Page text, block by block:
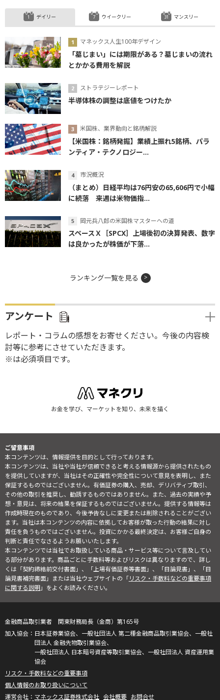
デイリー
マネックス人生100年デザイン
「墓じまい」には期限がある？墓じまいの流れ
とかかる費用を解説
ストラテジーレポート
半導体株の調整は底値をつけたか
米国株、業界動向と銘柄解説
【米国株：銘柄発掘】業績上振れ5銘柄、パラ
ンティア・テクノロジー...
市況概況
（まとめ）日経平均は76円安の65,606円で小幅
に続落 来週は米物価指...
岡元兵八郎の米国株マスターへの道
スペースＸ［SPCX］上場後初の決算発表、数字
は良かったが株価が下落...
ウイークリー マンスリー
ランキング一覧を見る
アンケート
レポート・コラムの感想をお寄せください。今後の内容検
討等に参考にさせていただきます。
※は必須項目です。
お金を学び、マーケットを知り、未来を描く
ご留意事項
本コンテンツは、情報提供を目的として行っております。
本コンテンツは、当社や当社が信頼できると考える情報源から提供されたもの
を提供していますが、当社はその正確性や完全性について意見を表明し、また
保証するものではございません。有価証券の購入、売却、デリバティブ取引、
その他の取引を推奨し、勧誘するものではありません。また、過去の実績や予
想・意見は、将来の結果を保証するものではございません。提供する情報等は
作成時現在のものであり、今後予告なしに変更または削除されることがござい
ます。当社は本コンテンツの内容に依拠してお客様が取った行動の結果に対し
責任を負うものではございません。投資にかかる最終決定は、お客様ご自身の
判断と責任でなさるようお願いいたします。
本コンテンツでは当社でお取扱している商品・サービス等について言及してい
る部分があります。商品ごとに手数料等およびリスクは異なりますので、詳し
くは「契約締結前交付書面」、「上場有価証券等書面」、「目論見書」、「目
論見書補完書面」または当社ウェブサイトの「リスク・手数料などの重要事項
に関する説明」をよくお読みください。
金融商品取引業者 関東財務局長（金商）第165号
日本証券業協会、一般社団法人 第二種金融商品取引業協会、一般社
団法人 金融先物取引業協会、
一般社団法人 日本暗号資産等取引業協会、一般社団法人 資産運用業
協会
リスク・手数料などの重要事項
個人情報のお取り扱いについて
マネックス証券株式会社 会社概要 お問合せ